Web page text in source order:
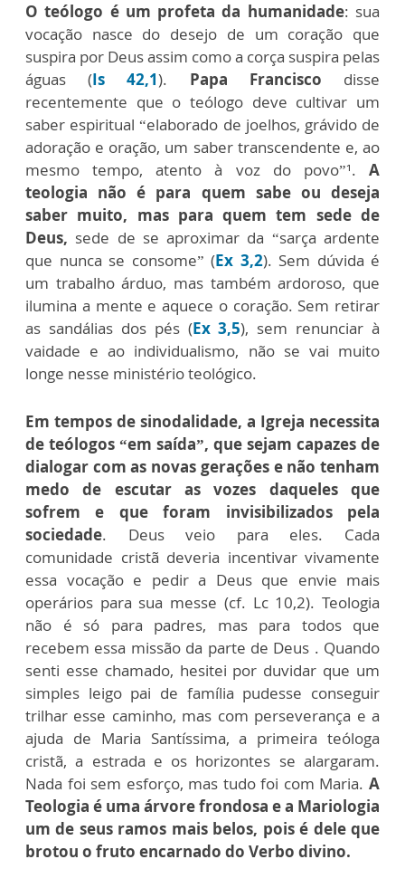
O teólogo é um profeta da humanidade: sua
vocação nasce do desejo de um coração que
suspira por Deus assim como a corça suspira pelas
águas (Is 42,1). Papa Francisco disse
recentemente que o teólogo deve cultivar um
saber espiritual “elaborado de joelhos, grávido de
adoração e oração, um saber transcendente e, ao
mesmo tempo, atento à voz do povo”¹. A
teologia não é para quem sabe ou deseja
saber muito, mas para quem tem sede de
Deus, sede de se aproximar da “sarça ardente
que nunca se consome” (Ex 3,2). Sem dúvida é
um trabalho árduo, mas também ardoroso, que
ilumina a mente e aquece o coração. Sem retirar
as sandálias dos pés (Ex 3,5), sem renunciar à
vaidade e ao individualismo, não se vai muito
longe nesse ministério teológico.
Em tempos de sinodalidade, a Igreja necessita
de teólogos “em saída”, que sejam capazes de
dialogar com as novas gerações e não tenham
medo de escutar as vozes daqueles que
sofrem e que foram invisibilizados pela
sociedade. Deus veio para eles. Cada
comunidade cristã deveria incentivar vivamente
essa vocação e pedir a Deus que envie mais
operários para sua messe (cf. Lc 10,2). Teologia
não é só para padres, mas para todos que
recebem essa missão da parte de Deus . Quando
senti esse chamado, hesitei por duvidar que um
simples leigo pai de família pudesse conseguir
trilhar esse caminho, mas com perseverança e a
ajuda de Maria Santíssima, a primeira teóloga
cristã, a estrada e os horizontes se alargaram.
Nada foi sem esforço, mas tudo foi com Maria. A
Teologia é uma árvore frondosa e a Mariologia
um de seus ramos mais belos, pois é dele que
brotou o fruto encarnado do Verbo divino.